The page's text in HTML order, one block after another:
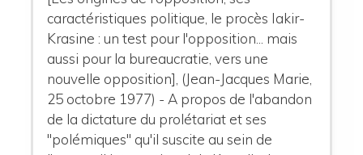
caractéristiques politique, le procès Iakir-
Krasine : un test pour l'opposition... mais
aussi pour la bureaucratie, vers une
nouvelle opposition], (Jean-Jacques Marie,
25 octobre 1977) - A propos de l'abandon
de la dictature du prolétariat et ses
"polémiques" qu'il suscite au sein de